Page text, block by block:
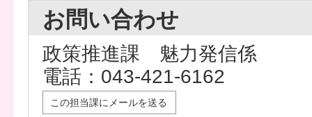
お問い合わせ
政策推進課 魅力発信係
電話：043-421-6162
この担当課にメールを送る